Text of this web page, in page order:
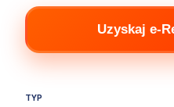
Uzyskaj e-
TYP